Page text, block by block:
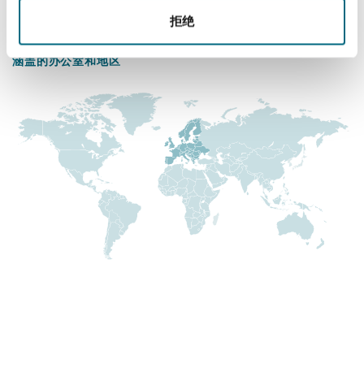
拒绝
Reinsurance
藩市
彻斯特，新贝利广场2号
涵盖的办公室和地区